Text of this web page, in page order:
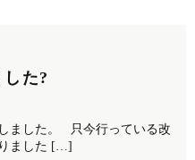
た?
ました。 只今行っている改
ました […]